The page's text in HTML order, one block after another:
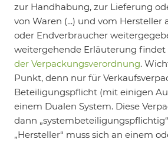
zur Handhabung, zur Lieferung
von Waren (...) und vom Hersteller
oder Endverbraucher
weitergehende Erläuterung findet
der Verpackungsverordnung.
Punkt, denn nur für
Beteiligungspflicht (mit einigen
einem Dualen System. Diese
dann
„Hersteller“ muss sich an einem